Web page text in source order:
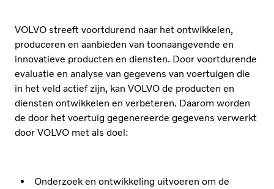
VOLVO streeft voortdurend naar het ontwikkelen,
produceren en aanbieden van toonaangevende en
innovatieve producten en diensten. Door voortdurende
evaluatie en analyse van gegevens van voertuigen die
in het veld actief zijn, kan VOLVO de producten en
diensten ontwikkelen en verbeteren. Daarom worden
de door het voertuig gegenereerde gegevens verwerkt
door VOLVO met als doel:
Onderzoek en ontwikkeling uitvoeren om de